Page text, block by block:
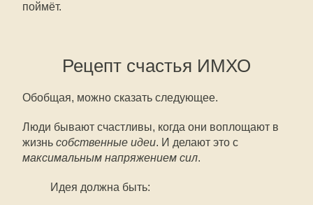
поймёт.
Рецепт счастья ИМХО
Обобщая, можно сказать следующее.
Люди бывают счастливы, когда они воплощают в
жизнь собственные идеи. И делают это с
максимальным напряжением сил.
Идея должна быть: